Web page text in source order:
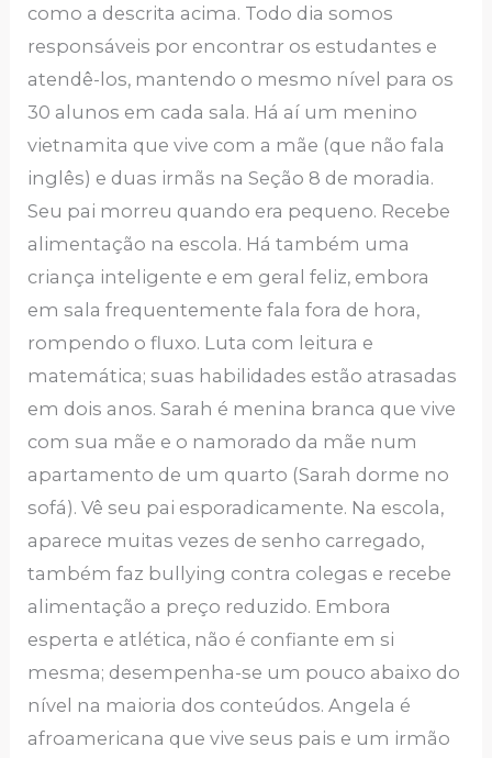
como a descrita acima. Todo dia somos
responsáveis por encontrar os estudantes e
atendê-los, mantendo o mesmo nível para os
30 alunos em cada sala. Há aí um menino
vietnamita que vive com a mãe (que não fala
inglês) e duas irmãs na Seção 8 de moradia.
Seu pai morreu quando era pequeno. Recebe
alimentação na escola. Há também uma
criança inteligente e em geral feliz, embora
em sala frequentemente fala fora de hora,
rompendo o fluxo. Luta com leitura e
matemática; suas habilidades estão atrasadas
em dois anos. Sarah é menina branca que vive
com sua mãe e o namorado da mãe num
apartamento de um quarto (Sarah dorme no
sofá). Vê seu pai esporadicamente. Na escola,
aparece muitas vezes de senho carregado,
também faz bullying contra colegas e recebe
alimentação a preço reduzido. Embora
esperta e atlética, não é confiante em si
mesma; desempenha-se um pouco abaixo do
nível na maioria dos conteúdos. Angela é
afroamericana que vive seus pais e um irmão